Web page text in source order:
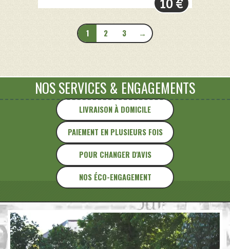
PANIER
1 2 3 →
LIVRAISON À DOMICILE
PAIEMENT EN PLUSIEURS FOIS
NOS SERVICES & ENGAGEMENTS
POUR CHANGER D'AVIS
NOS ÉCO-ENGAGEMENT